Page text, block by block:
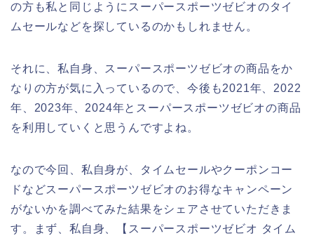
の方も私と同じようにスーパースポーツゼビオのタイ
ムセールなどを探しているのかもしれません。
それに、私自身、スーパースポーツゼビオの商品をか
なりの方が気に入っているので、今後も2021年、2022
年、2023年、2024年とスーパースポーツゼビオの商品
を利用していくと思うんですよね。
なので今回、私自身が、タイムセールやクーポンコー
ドなどスーパースポーツゼビオのお得なキャンペーン
がないかを調べてみた結果をシェアさせていただきま
す。まず、私自身、【スーパースポーツゼビオ タイム